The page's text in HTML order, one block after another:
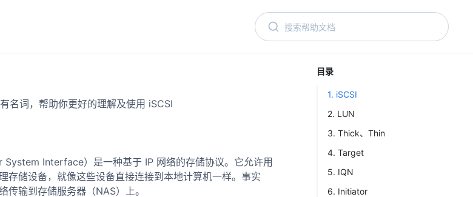
名词，帮助你更好的理解及使用 iSCSI
Interface）是一种基于 IP 网络的存储协议。它允许用
存储设备，就像这些设备直接连接到本地计算机一样。事实
传输到存储服务器（NAS）上。
目录
1. iSCSI
2. LUN
3. Thick、Thin
4. Target
5. IQN
6. Initiator